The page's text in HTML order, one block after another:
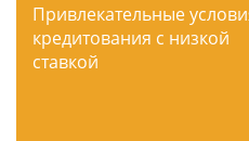
Привлекательные
кредитования с низкой
ставкой